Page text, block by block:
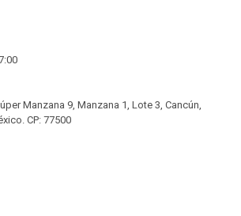
Manzana 9, Manzana 1, Lote 3, Cancún,
CP: 77500